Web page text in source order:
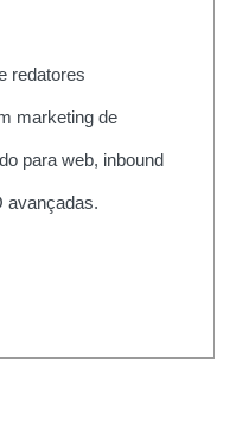
redatores
marketing de
para web, inbound
avançadas.